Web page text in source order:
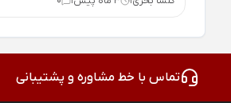
تماس با خط مشاوره و پشتیبانی